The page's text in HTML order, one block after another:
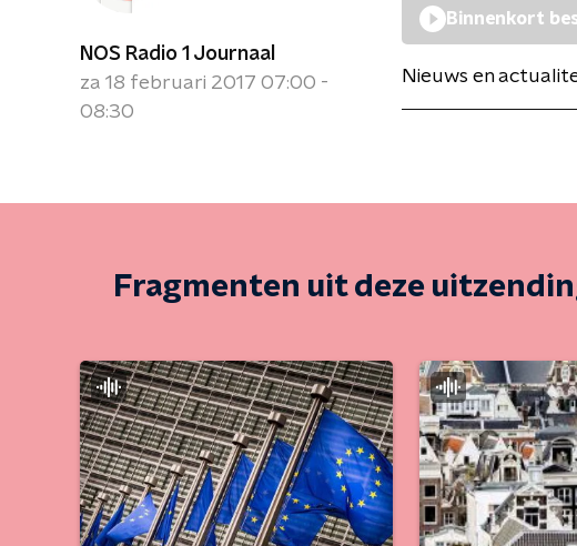
NOS Radio 1 Journaal
za 18 februari 2017 07:00 -
08:30
Binnenkort
Nieuws en
Fragmenten uit deze